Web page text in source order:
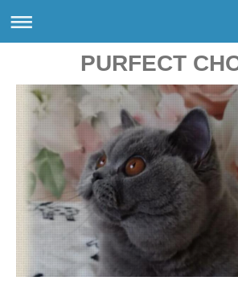
PURFECT